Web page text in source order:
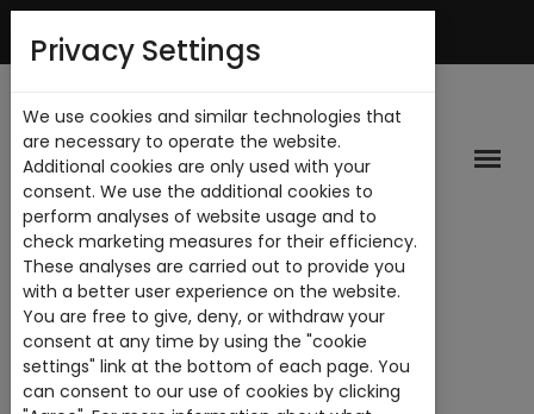
Español
Privacy Settings
We use cookies and similar technologies that
are necessary to operate the website.
Additional cookies are only used with your
consent. We use the additional cookies to
perform analyses of website usage and to
check marketing measures for their efficiency.
These analyses are carried out to provide you
with a better user experience on the website.
You are free to give, deny, or withdraw your
consent at any time by using the "cookie
settings" link at the bottom of each page. You
can consent to our use of cookies by clicking